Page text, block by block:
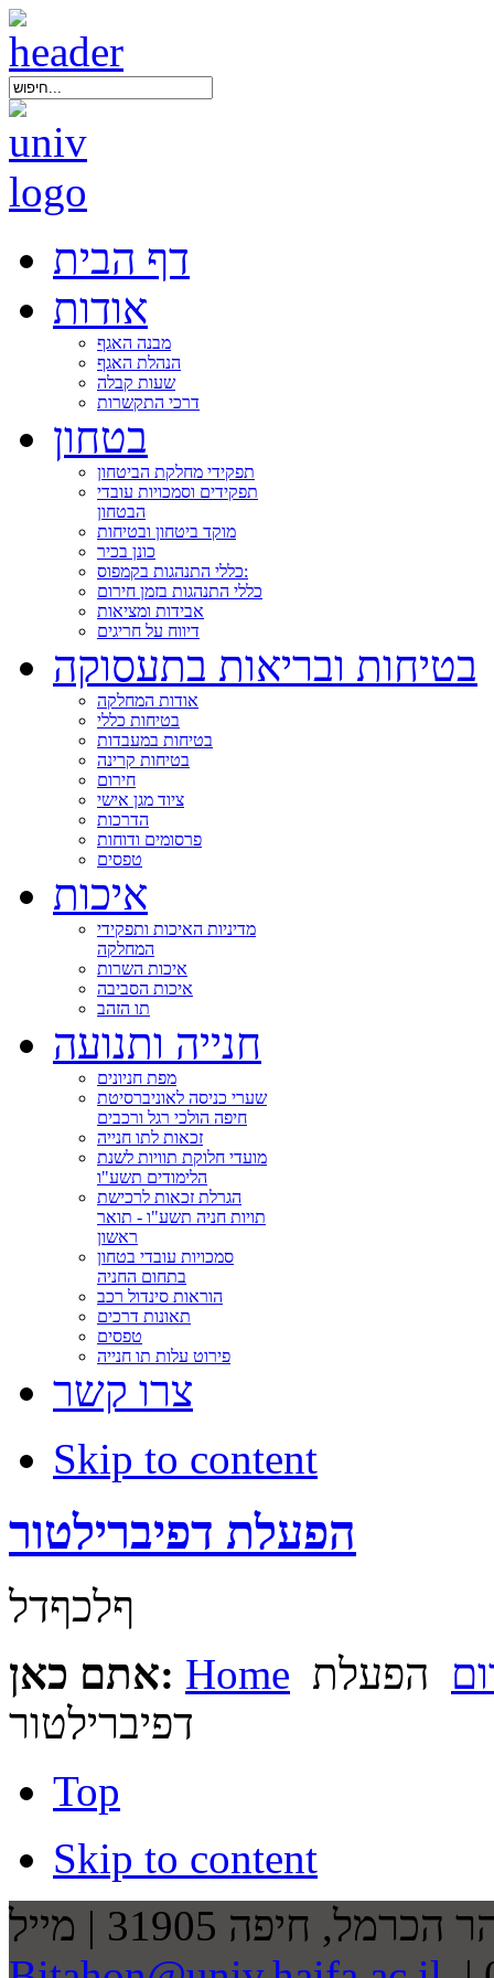
דף הבית
אודות
מבנה האגף
הנהלת האגף
שעות קבלה
דרכי התקשרות
בטחון
תפקידי מחלקת הביטחון
תפקידים וסמכויות עובדי
הבטחון
מוקד ביטחון ובטיחות
כונן בכיר
כללי התנהגות בקמפוס:
כללי התנהגות בזמן חירום
אבידות ומציאות
דיווח על חריגים
בטיחות ובריאות בתעסוקה
אודות המחלקה
בטיחות כללי
בטיחות במעבדות
בטיחות קרינה
חירום
ציוד מגן אישי
הדרכות
פרסומים ודוחות
טפסים
איכות
מדיניות האיכות ותפקידי
המחלקה
איכות השרות
איכות הסביבה
תו הזהב
חנייה ותנועה
מפת חניונים
שערי כניסה לאוניברסיטת
חיפה הולכי רגל ורכבים
זכאות לתו חנייה
מועדי חלוקת תוויות לשנת
הלימודים תשע"ו
הגרלת זכאות לרכישת
תויות חניה תשע"ו - תואר
ראשון
סמכויות עובדי בטחון
בתחום החניה
הוראות סינדול רכב
תאונות דרכים
טפסים
פירוט עלות תו חנייה
צרו קשר
Skip to content
הפעלת דפיברילטור
ףלכףדל
אתם כאן: Home הפעלת
דפיברילטור
Top
Skip to content